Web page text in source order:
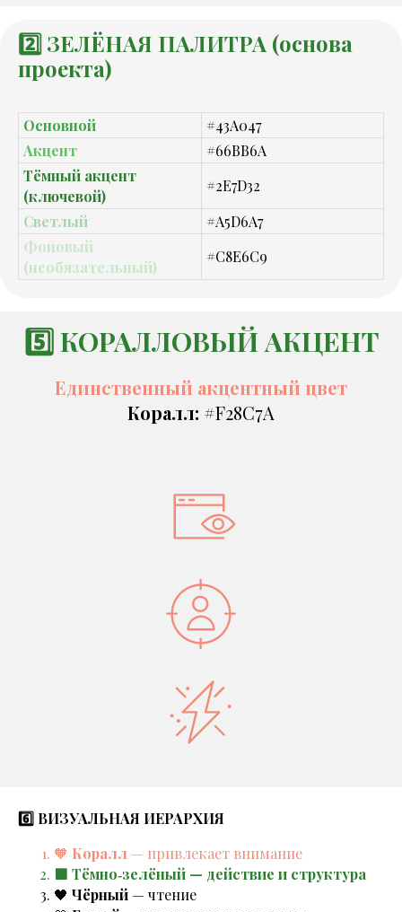
2️⃣ ЗЕЛЁНАЯ ПАЛИТРА (основа
проекта)
Основной
#43A047
Акцент
#66BB6A
Тёмный акцент
(ключевой)
#2E7D32
Светлый
#A5D6A7
Фоновый
(необязательный)
#C8E6C9
5️⃣ КОРАЛЛОВЫЙ АКЦЕНТ
Единственный акцентный цвет
Коралл: #F28C7A
6️⃣ ВИЗУАЛЬНАЯ ИЕРАРХИЯ
🧡 Коралл — привлекает внимание
🟩 Тёмно‑зелёный — действие и структура
🖤 Чёрный — чтение